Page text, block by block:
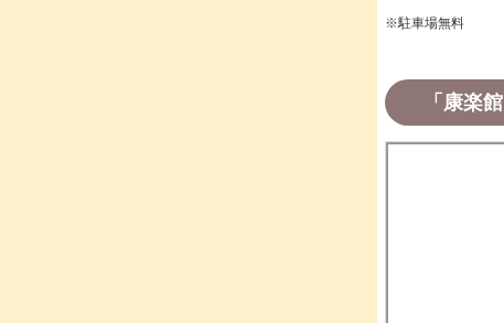
※駐車場無料
「康楽